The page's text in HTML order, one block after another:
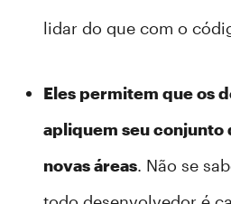
lidar do que com o
Eles permitem que os
apliquem seu conjunto
novas áreas. Não se